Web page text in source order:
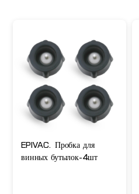
EPIVAC. Пробка для
винных бутылок-4шт